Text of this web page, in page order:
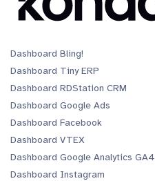
Dashboard Bling!
Dashboard Tiny ERP
Dashboard RDStation CRM
Dashboard Google Ads
Dashboard Facebook
Dashboard VTEX
Dashboard Google Analytics GA4
Dashboard Instagram